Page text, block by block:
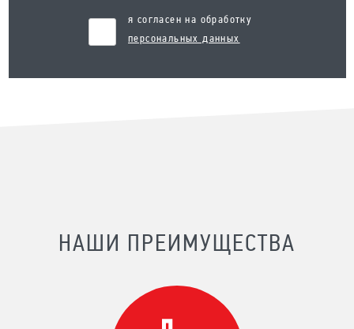
я согласен на обработку
персональных данных
НАШИ ПРЕИМУЩЕСТВА